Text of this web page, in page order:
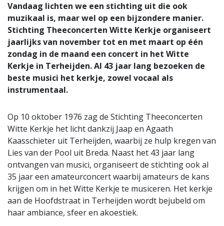
Vandaag lichten we een stichting uit die ook
muzikaal is, maar wel op een bijzondere manier.
Stichting Theeconcerten Witte Kerkje organiseert
jaarlijks van november tot en met maart op één
zondag in de maand een concert in het Witte
Kerkje in Terheijden. Al 43 jaar lang bezoeken de
beste musici het kerkje, zowel vocaal als
instrumentaal.
Op 10 oktober 1976 zag de Stichting Theeconcerten
Witte Kerkje het licht dankzij Jaap en Agaath
Kaasschieter uit Terheijden, waarbij ze hulp kregen van
Lies van der Pool uit Breda. Naast het 43 jaar lang
ontvangen van musici, organiseert de stichting ook al
35 jaar een amateurconcert waarbij amateurs de kans
krijgen om in het Witte Kerkje te musiceren. Het kerkje
aan de Hoofdstraat in Terheijden wordt bejubeld om
haar ambiance, sfeer en akoestiek.